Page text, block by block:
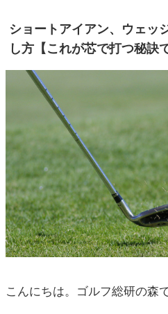
ショートアイアン、ウェッ
し方【これが芯で打つ秘訣
こんにちは。ゴルフ総研の森で